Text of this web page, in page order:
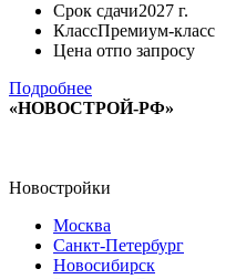
Срок сдачи2027 г.
КлассПремиум-класс
Цена отпо запросу
Подробнее
«НОВОСТРОЙ-РФ»
Новостройки
Москва
Санкт-Петербург
Новосибирск